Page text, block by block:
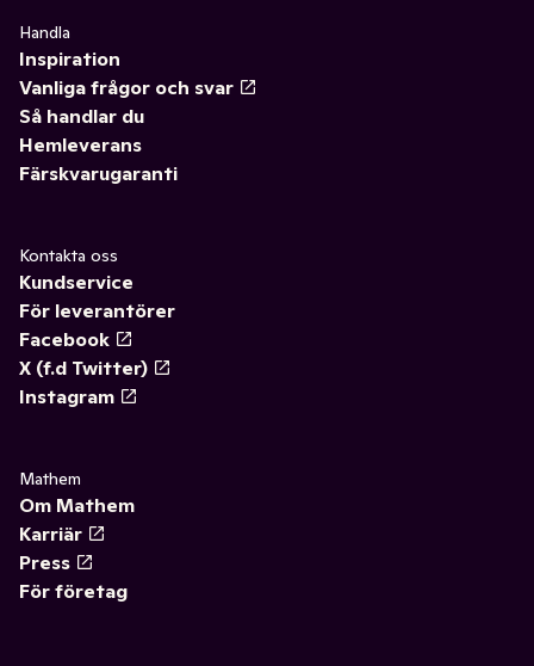
Handla
Inspiration
Vanliga frågor och svar
Så handlar du
Hemleverans
Färskvarugaranti
Kontakta oss
Kundservice
För leverantörer
Facebook
X (f.d Twitter)
Instagram
Mathem
Om Mathem
Karriär
Press
För företag